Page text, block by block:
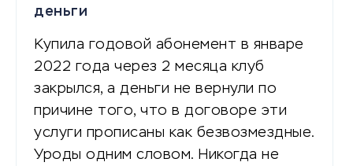
деньги
Купила годовой абонемент в январе
2022 года через 2 месяца клуб
закрылся, а деньги не вернули по
причине того, что в договоре эти
услуги прописаны как безвозмездные.
Уроды одним словом. Никогда не